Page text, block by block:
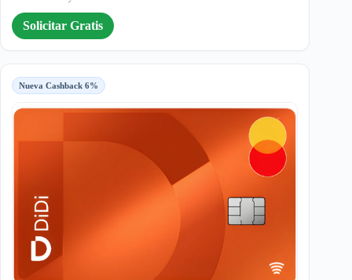
Solicitar Gratis
Nueva Cashback 6%